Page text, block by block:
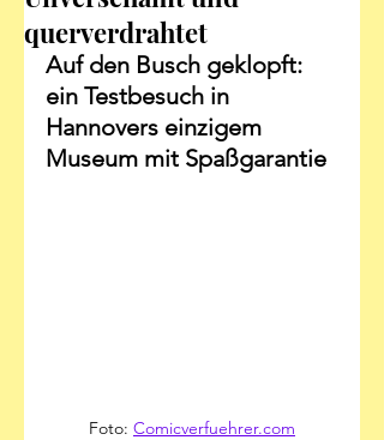
querverdrahtet
Auf den Busch geklopft:
ein Testbesuch in
Hannovers einzigem
Museum mit Spaßgarantie
Foto: Comicverfuehrer.com